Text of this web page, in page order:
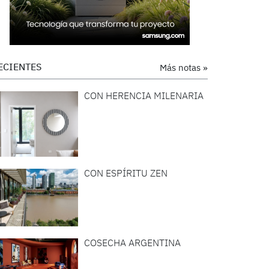
Más notas »
CON HERENCIA MILENARIA
CON ESPÍRITU ZEN
COSECHA ARGENTINA